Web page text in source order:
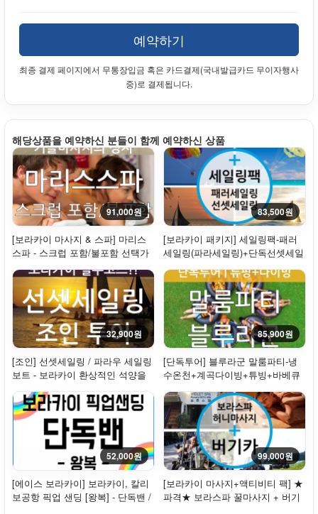
예약하기
최종 결제 페이지에서 무통장입금 혹은 카드결제(국내발급카드 무이자행사
중)로 결제됩니다.
해당상품을 예약하신 분들이 함께 예약하신 상품
91,000원
[보라카이 마사지 & 스파] 마리스
스파 - 스크럽 포함/불포함 선택가
83,500원
[보라카이 패키지] 세일링팩-패러
세일링(파라세일링)+단독선셋세일
32,900원
[조인] 선셋세일링 / 파라우 세일링
보트 - 보라카이 환상적인 석양을
85,900원
[단독투어] 블루라군 말룸파티-냉
수온천+계곡다이빙+튜빙+바베큐
52,000원
[에이스 보라카이] 보라카이, 칼리
보공항 픽업 샌딩 [왕복] - 단독밴 /
99,000원
[보라카이 마사지+액티비티 팩] ★
파격★ 보라스파 꿀마사지 + 버기